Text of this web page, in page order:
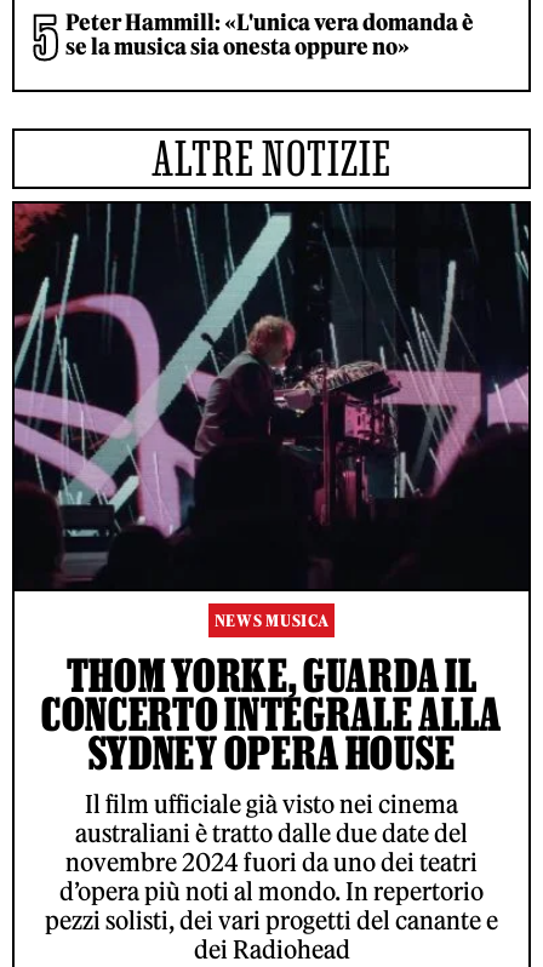
Peter Hammill: «L'unica vera domanda è
se la musica sia onesta oppure no»
ALTRE NOTIZIE
NEWS MUSICA
THOM YORKE, GUARDA IL
CONCERTO INTEGRALE ALLA
SYDNEY OPERA HOUSE
Il film ufficiale già visto nei cinema
australiani è tratto dalle due date del
novembre 2024 fuori da uno dei teatri
d’opera più noti al mondo. In repertorio
pezzi solisti, dei vari progetti del canante e
dei Radiohead